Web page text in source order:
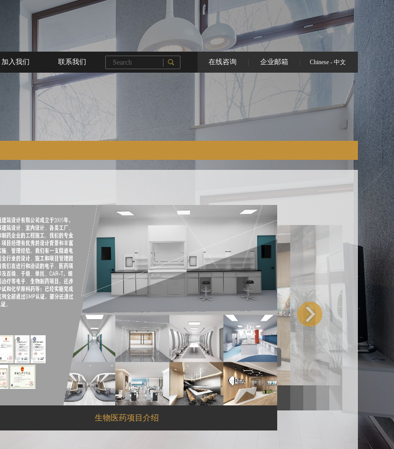
加入我们 联系我们 在线咨询 企业邮箱 Chinese - 中文
镁信生物科技
卡夫亨氏 科镁信
卓阮医疗
英科医疗
沃比医疗
岸迈生物
生物医药项目介绍
因考虑设计产权，请联系Jing-Design商讨相应案例